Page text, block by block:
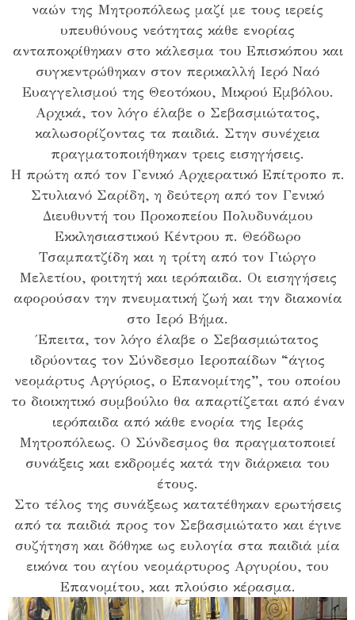
ναών της Μητροπόλεως μαζί με τους ιερείς
υπευθύνους νεότητας κάθε ενορίας
ανταποκρίθηκαν στο κάλεσμα του Επισκόπου και
συγκεντρώθηκαν στον περικαλλή Ιερό Ναό
Ευαγγελισμού της Θεοτόκου, Μικρού Εμβόλου.
Αρχικά, τον λόγο έλαβε ο Σεβασμιώτατος,
καλωσορίζοντας τα παιδιά. Στην συνέχεια
πραγματοποιήθηκαν τρεις εισηγήσεις.
Η πρώτη από τον Γενικό Αρχιερατικό Επίτροπο π.
Στυλιανό Σαρίδη, η δεύτερη από τον Γενικό
Διευθυντή του Προκοπείου Πολυδυνάμου
Εκκλησιαστικού Κέντρου π. Θεόδωρο
Τσαμπατζίδη και η τρίτη από τον Γιώργο
Μελετίου, φοιτητή και ιερόπαιδα. Οι εισηγήσεις
αφορούσαν την πνευματική ζωή και την διακονία
στο Ιερό Βήμα.
Έπειτα, τον λόγο έλαβε ο Σεβασμιώτατος
ιδρύοντας τον Σύνδεσμο Ιεροπαίδων “άγιος
νεομάρτυς Αργύριος, ο Επανομίτης”, του οποίου
το διοικητικό συμβούλιο θα απαρτίζεται από έναν
ιερόπαιδα από κάθε ενορία της Ιεράς
Μητροπόλεως. Ο Σύνδεσμος θα πραγματοποιεί
συνάξεις και εκδρομές κατά την διάρκεια του
έτους.
Στο τέλος της συνάξεως κατατέθηκαν ερωτήσεις
από τα παιδιά προς τον Σεβασμιώτατο και έγινε
συζήτηση και δόθηκε ως ευλογία στα παιδιά μία
εικόνα του αγίου νεομάρτυρος Αργυρίου, του
Επανομίτου, και πλούσιο κέρασμα.